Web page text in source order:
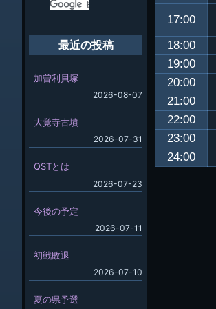
17:00
18:00
19:00
20:00
21:00
22:00
23:00
24:00
最近の投稿
加曽利貝塚
2026-08-07
大覚寺古墳
2026-07-31
QSTとは
2026-07-23
今後の予定
2026-07-11
初戦敗退
2026-07-10
夏の県予選